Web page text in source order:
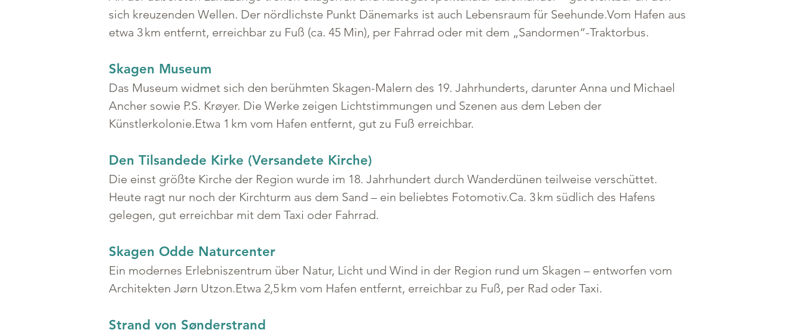
sich kreuzenden Wellen. Der nördlichste Punkt Dänemarks ist auch Lebensraum für Seehunde.Vom Hafen aus
etwa 3 km entfernt, erreichbar zu Fuß (ca. 45 Min), per Fahrrad oder mit dem „Sandormen“-Traktorbus.
Skagen Museum
Das Museum widmet sich den berühmten Skagen-Malern des 19. Jahrhunderts, darunter Anna und Michael
Ancher sowie P.S. Krøyer. Die Werke zeigen Lichtstimmungen und Szenen aus dem Leben der
Künstlerkolonie.Etwa 1 km vom Hafen entfernt, gut zu Fuß erreichbar.
Den Tilsandede Kirke (Versandete Kirche)
Die einst größte Kirche der Region wurde im 18. Jahrhundert durch Wanderdünen teilweise verschüttet.
Heute ragt nur noch der Kirchturm aus dem Sand – ein beliebtes Fotomotiv.Ca. 3 km südlich des Hafens
gelegen, gut erreichbar mit dem Taxi oder Fahrrad.
Skagen Odde Naturcenter
Ein modernes Erlebniszentrum über Natur, Licht und Wind in der Region rund um Skagen – entworfen vom
Architekten Jørn Utzon.Etwa 2,5 km vom Hafen entfernt, erreichbar zu Fuß, per Rad oder Taxi.
Strand von Sønderstrand